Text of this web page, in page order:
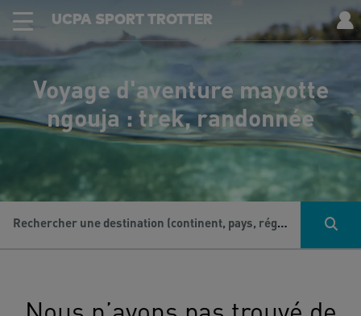
UCPA SPORT TROTTER
Voyage d'aventure mayotte
ngouja : trek, randonnée
Rechercher une destination (continent, pays, région...), une activité...